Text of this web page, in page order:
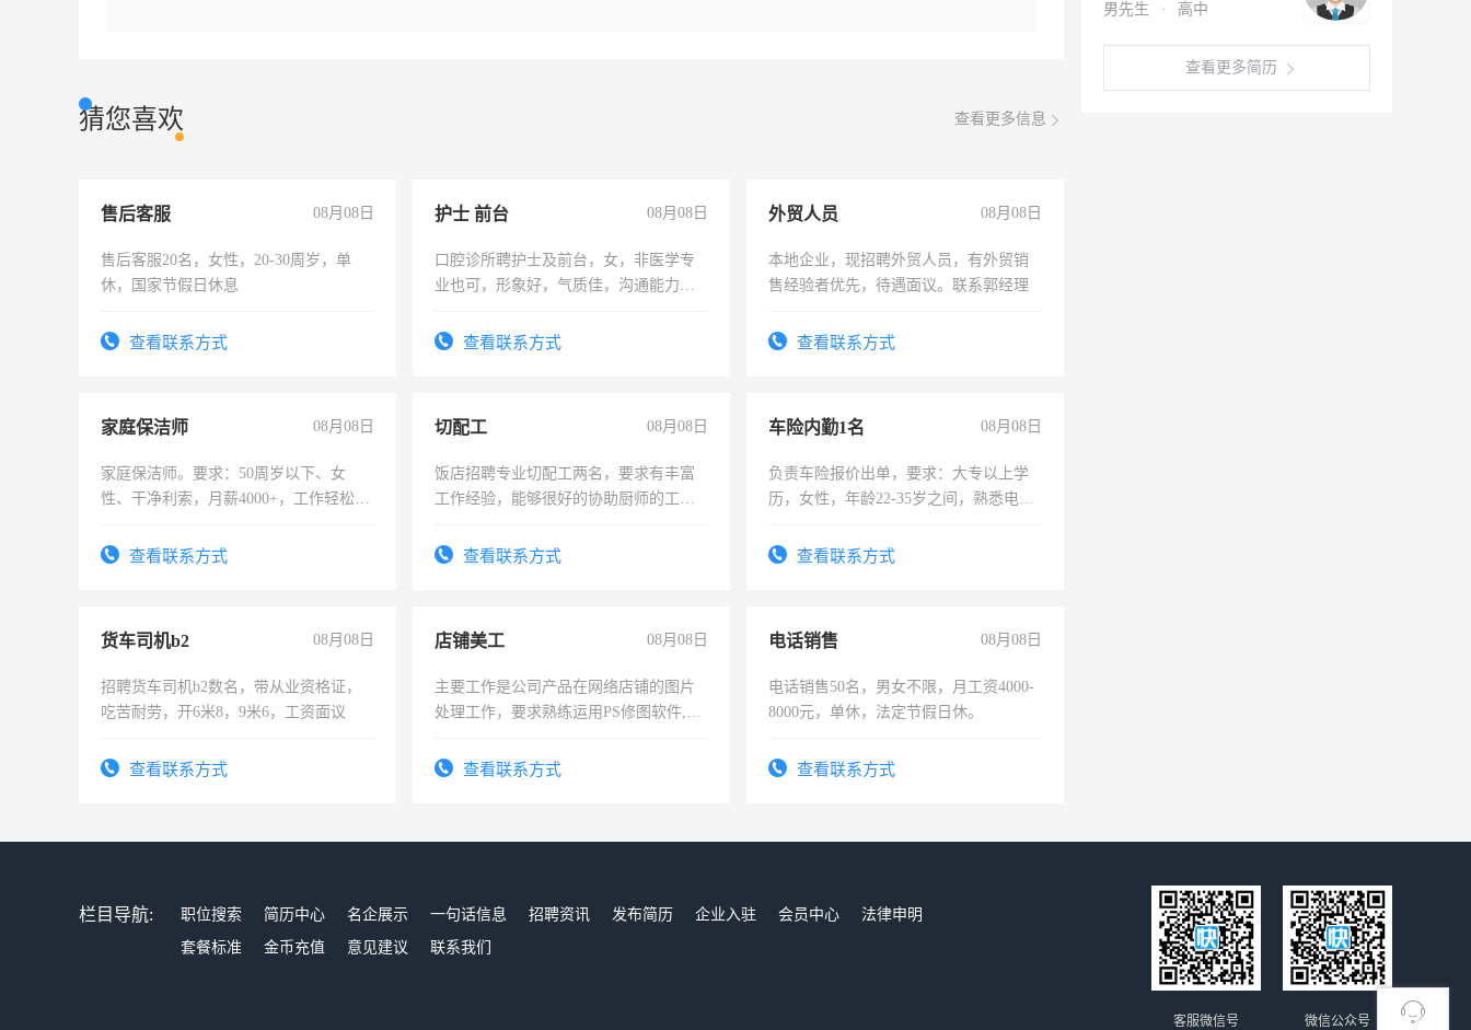
猜您喜欢 查看更多信息
售后客服 08月08日
售后客服20名，女性，20-30周岁，单
休，国家节假日休息
查看联系方式
护士 前台 08月08日
口腔诊所聘护士及前台，女，非医学专
业也可，形象好，气质佳，沟通能力
查看联系方式
外贸人员 08月08日
本地企业，现招聘外贸人员，有外贸销
售经验者优先，待遇面议。联系郭经理
查看联系方式
家庭保洁师 08月08日
家庭保洁师。要求：50周岁以下、女
性、干净利索，月薪4000+，工作轻松，
太太等。查看联系方式
切配工 08月08日
饭店招聘专业切配工两名，要求有丰富
工作经验，能够很好的协助厨师的工
4500。查看联系方式
车险内勤1名 08月08日
负责车险报价出单，要求：大专以上学
历，女性，年龄22-35岁之间，熟悉电脑
试用期1-3个月，转正后交纳五险，
查看联系方式
货车司机b2 08月08日
招聘货车司机b2数名，带从业资格证，
吃苦耐劳，开6米8，9米6，工资面议
查看联系方式
店铺美工 08月08日
主要工作是公司产品在网络店铺的图片
处理工作，要求熟练运用PS修图软件,工
查看联系方式
电话销售 08月08日
电话销售50名，男女不限，月工资4000-
8000元，单休，法定节假日休。
查看联系方式
男先生 · 高中
查看更多简历
栏目导航: 职位搜索 简历中心 名企展示 一句话信息 招聘资讯 发布简历 企业入驻 会员中心
法律申明
套餐标准
金币充值 意见建议 联系我们
微信公众号
客服微信号